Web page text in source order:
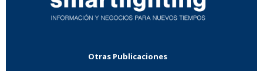
Otras Publicaciones